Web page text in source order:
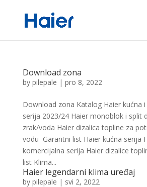
Download zona
by pilepale | pro 8, 2022
Download zona Katalog Haier kućna
serija 2023/24 Haier monoblok i split
zrak/voda Haier dizalica topline za
vodu Garantni list Haier kućna serija
komercijalna serija Haier dizalice
list Klima...
Haier legendarni klima uređaj
by pilepale | svi 2, 2022